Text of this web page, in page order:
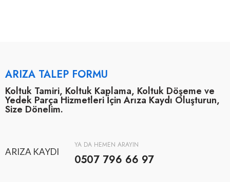
ARIZA TALEP FORMU
Koltuk Tamiri, Koltuk Kaplama, Koltuk Döşeme ve
Yedek Parça Hizmetleri İçin Arıza Kaydı Oluşturun,
Size Dönelim.
ARIZA KAYDI
YA DA HEMEN ARAYIN
0507 796 66 97